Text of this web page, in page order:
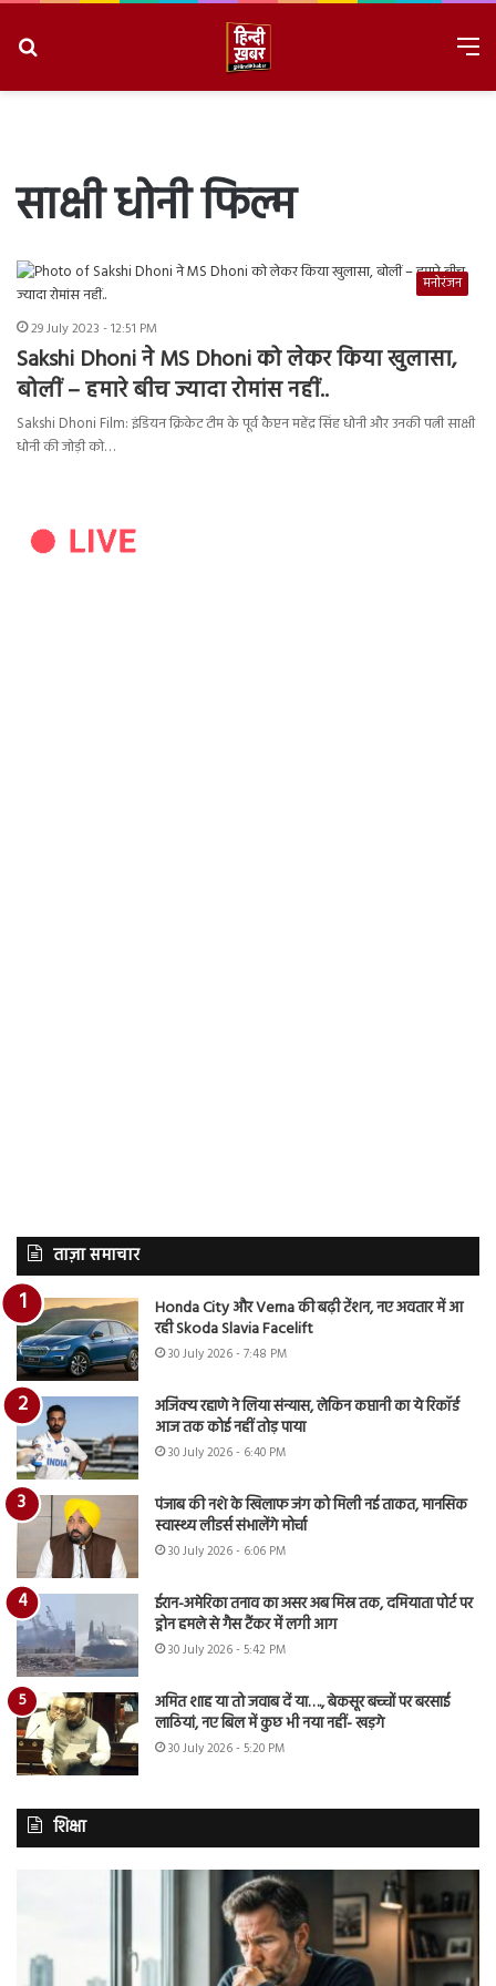
साक्षी धोनी फिल्म
मनोरंजन
29 July 2023 - 12:51 PM
Sakshi Dhoni ने MS Dhoni को लेकर किया खुलासा,
बोलीं – हमारे बीच ज्यादा रोमांस नहीं..
Sakshi Dhoni Film: इंडियन क्रिकेट टीम के पूर्व कैप्टन महेंद्र सिंह धोनी और उनकी पत्नी साक्षी
धोनी की जोड़ी को…
ताज़ा समाचार
Honda City और Verna की बढ़ी टेंशन, नए अवतार में आ
रही Skoda Slavia Facelift
30 July 2026 - 7:48 PM
अजिंक्य रहाणे ने लिया संन्यास, लेकिन कप्तानी का ये रिकॉर्ड
आज तक कोई नहीं तोड़ पाया
30 July 2026 - 6:40 PM
पंजाब की नशे के खिलाफ जंग को मिली नई ताकत, मानसिक
स्वास्थ्य लीडर्स संभालेंगे मोर्चा
30 July 2026 - 6:06 PM
ईरान-अमेरिका तनाव का असर अब मिस्र तक, दमियाता पोर्ट पर
ड्रोन हमले से गैस टैंकर में लगी आग
30 July 2026 - 5:42 PM
अमित शाह या तो जवाब दें या…., बेकसूर बच्चों पर बरसाई
लाठियां, नए बिल में कुछ भी नया नहीं- खड़गे
30 July 2026 - 5:20 PM
शिक्षा